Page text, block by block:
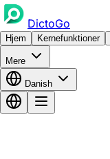
DictoGo
Hjem Kernefunktioner
Mere
Danish